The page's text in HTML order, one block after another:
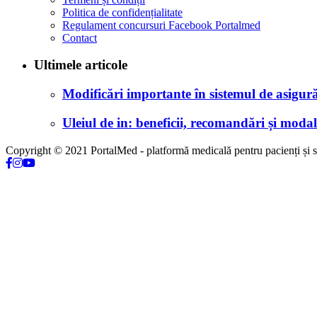
Politica de confidențialitate
Regulament concursuri Facebook Portalmed
Contact
Ultimele articole
Modificări importante în sistemul de
Uleiul de in: beneficii, recomandări și
Copyright © 2021 PortalMed - platformă medicală pentru pacienți și